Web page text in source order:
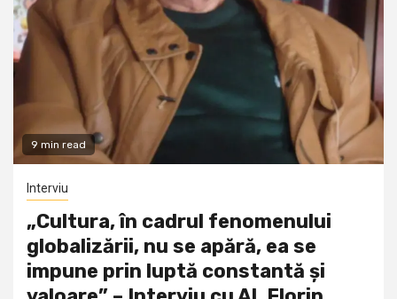
9 min read
Interviu
„Cultura, în cadrul fenomenului
globalizării, nu se apără, ea se
impune prin luptă constantă și